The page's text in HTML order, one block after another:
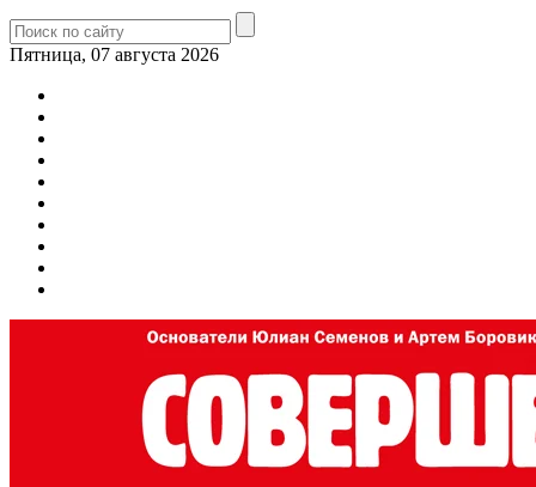
Пятница, 07 августа 2026